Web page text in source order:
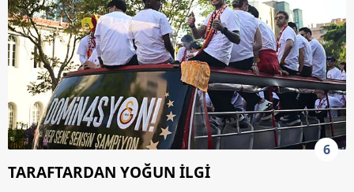
almak için lütfentıklayınız.
6
TARAFTARDAN YOĞUN İLGİ